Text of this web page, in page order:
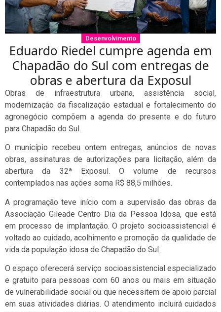
Desenvolvimento
Eduardo Riedel cumpre agenda em
Chapadão do Sul com entregas de
obras e abertura da Exposul
Obras de infraestrutura urbana, assistência social,
modernização da fiscalização estadual e fortalecimento do
agronegócio compõem a agenda do presente e do futuro
para Chapadão do Sul.
O município recebeu ontem entregas, anúncios de novas
obras, assinaturas de autorizações para licitação, além da
abertura da 32ª Exposul. O volume de recursos
contemplados nas ações soma R$ 88,5 milhões.
A programação teve início com a supervisão das obras da
Associação Gileade Centro Dia da Pessoa Idosa, que está
em processo de implantação. O projeto socioassistencial é
voltado ao cuidado, acolhimento e promoção da qualidade de
vida da população idosa de Chapadão do Sul.
O espaço oferecerá serviço socioassistencial especializado
e gratuito para pessoas com 60 anos ou mais em situação
de vulnerabilidade social ou que necessitem de apoio parcial
em suas atividades diárias. O atendimento incluirá cuidados